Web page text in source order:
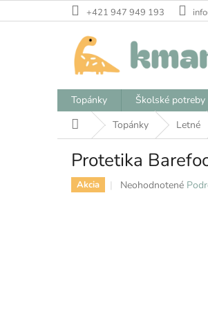
na
+421 947 949 193
Topánky Školské potreby
DomovTopánky Letné
Protetika
Akcia
Priemerné
Neohodnotené